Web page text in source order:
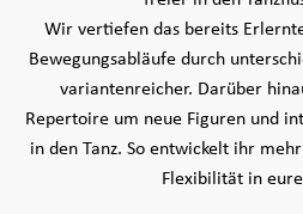
Wir vertiefen das bereits
Bewegungsabläufe durch
variantenreicher. Darüber
Repertoire um neue Figuren und
in den Tanz. So entwickelt ihr
Flexibilität in